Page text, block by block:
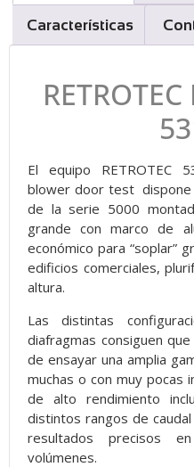
Características
El equipo RETROTEC
blower door test dispone
de la serie 5000
grande con marco de
económico para “soplar”
edificios comerciales,
altura.
Las distintas
diafragmas consiguen
de ensayar una amplia
muchas o con muy
de alto rendimiento
distintos rangos de
resultados precisos
volúmenes.